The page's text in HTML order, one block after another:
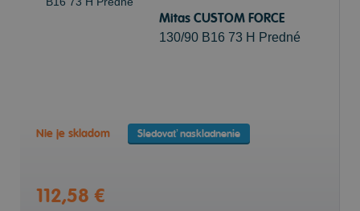
Mitas CUSTOM FORCE
130/90 B16 73 H Predné
Nie je skladom Sledovať naskladnenie
112,58 €